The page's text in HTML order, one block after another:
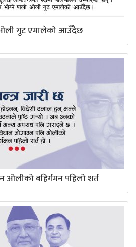
ओली गुट एमालेको आउँदैछ
ओलीको बहिर्गमन पहिलो शर्त